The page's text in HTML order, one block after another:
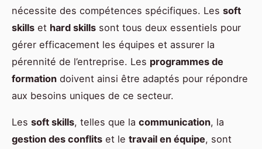
nécessite des compétences spécifiques. Les soft
skills et hard skills sont tous deux essentiels pour
gérer efficacement les équipes et assurer la
pérennité de l’entreprise. Les programmes de
formation doivent ainsi être adaptés pour répondre
aux besoins uniques de ce secteur.
Les soft skills, telles que la communication, la
gestion des conflits et le travail en équipe, sont